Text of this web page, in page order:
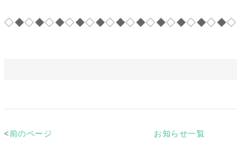
◇◆◇◆◇◆◇◆◇◆◇◆◇◆◇◆◇◆◇◆◇◆◇
<前のページ お知らせ一覧